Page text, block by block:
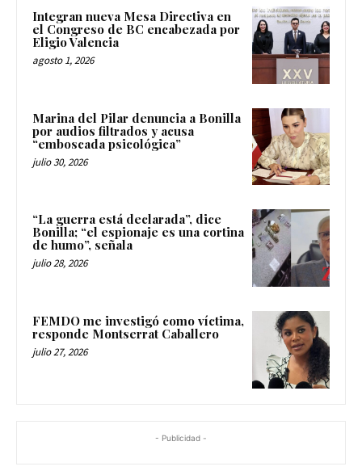
Integran nueva Mesa Directiva en
el Congreso de BC encabezada por
Eligio Valencia
agosto 1, 2026
Marina del Pilar denuncia a Bonilla
por audios filtrados y acusa
“emboscada psicológica”
julio 30, 2026
“La guerra está declarada”, dice
Bonilla; “el espionaje es una cortina
de humo”, señala
julio 28, 2026
FEMDO me investigó como víctima,
responde Montserrat Caballero
julio 27, 2026
- Publicidad -